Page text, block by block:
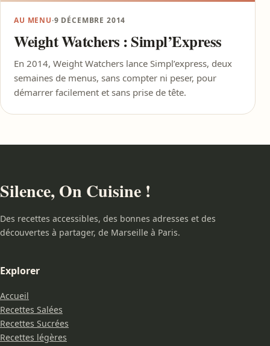
AU MENU·9 DÉCEMBRE 2014
Weight Watchers : Simpl’Express
En 2014, Weight Watchers lance Simpl’express, deux
semaines de menus, sans compter ni peser, pour
démarrer facilement et sans prise de tête.
Silence, On Cuisine !
Des recettes accessibles, des bonnes adresses et des
découvertes à partager, de Marseille à Paris.
Explorer
Accueil
Recettes Salées
Recettes Sucrées
Recettes légères